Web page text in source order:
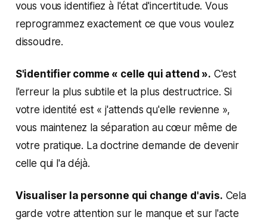
vous vous identifiez à l'état d'incertitude. Vous
reprogrammez exactement ce que vous voulez
dissoudre.
S'identifier comme « celle qui attend ». C'est
l'erreur la plus subtile et la plus destructrice. Si
votre identité est « j'attends qu'elle revienne »,
vous maintenez la séparation au cœur même de
votre pratique. La doctrine demande de devenir
celle qui l'a déjà.
Visualiser la personne qui change d'avis. Cela
garde votre attention sur le manque et sur l'acte